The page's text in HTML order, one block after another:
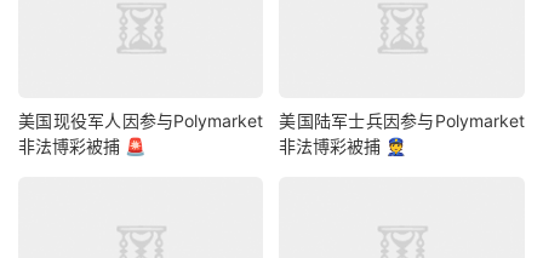
美国现役军人因参与Polymarket
非法博彩被捕 🚨
美国陆军士兵因参与Polymarket
非法博彩被捕 👮